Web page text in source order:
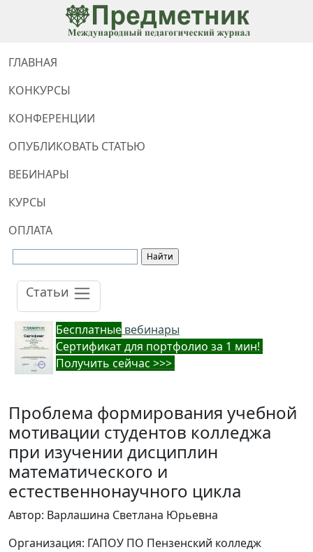
ГЛАВНАЯ
КОНКУРСЫ
КОНФЕРЕНЦИИ
ОПУБЛИКОВАТЬ СТАТЬЮ
ВЕБИНАРЫ
КУРСЫ
ОПЛАТА
Статьи
Бесплатные вебинары
Cертификат для портфолио за 1 мин!
Получить сейчас >>>
Проблема формирования учебной
мотивации студентов колледжа
при изучении дисциплин
математического и
естественнонаучного цикла
Автор: Варлашина Светлана Юрьевна
Организация: ГАПОУ ПО Пензенский колледж